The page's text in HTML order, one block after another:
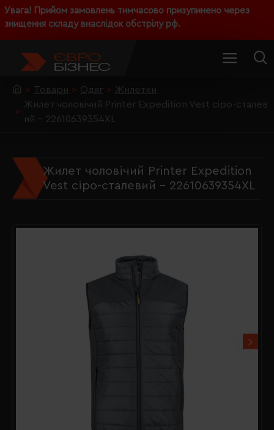
Увага! Прийом замовлень тимчасово призупинено через
знищення складу внаслідок обстрілу рф.
Товари Одяг
Жилетки
Жилет чоловічий Printer Expedition Vest сіро-сталев
ий - 22610639354XL
Жилет чоловічий Printer Expedition
Vest сіро-сталевий - 22610639354XL